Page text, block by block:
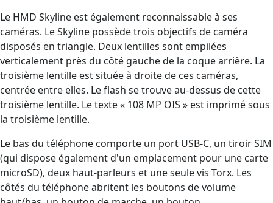
Le HMD Skyline est également reconnaissable à ses
caméras. Le Skyline possède trois objectifs de caméra
disposés en triangle. Deux lentilles sont empilées
verticalement près du côté gauche de la coque arrière. La
troisième lentille est située à droite de ces caméras,
centrée entre elles. Le flash se trouve au-dessus de cette
troisième lentille. Le texte « 108 MP OIS » est imprimé sous
la troisième lentille.
Le bas du téléphone comporte un port USB-C, un tiroir SIM
(qui dispose également d'un emplacement pour une carte
microSD), deux haut-parleurs et une seule vis Torx. Les
côtés du téléphone abritent les boutons de volume